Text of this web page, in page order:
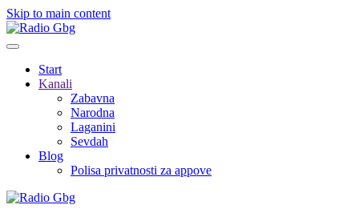
Skip to main content
Start
Kanali
Zabavna
Narodna
Laganini
Sevdah
Blog
Polisa privatnosti za appove